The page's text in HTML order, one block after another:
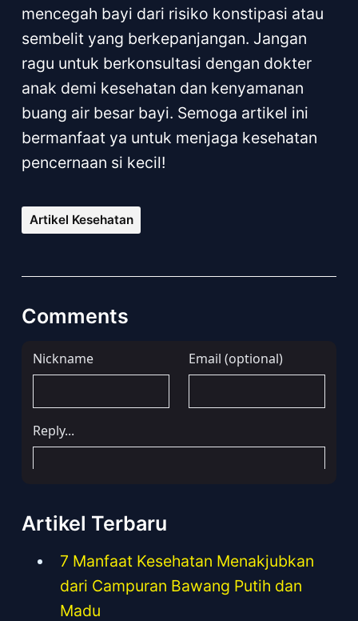
mencegah bayi dari risiko konstipasi atau
sembelit yang berkepanjangan. Jangan
ragu untuk berkonsultasi dengan dokter
anak demi kesehatan dan kenyamanan
buang air besar bayi. Semoga artikel ini
bermanfaat ya untuk menjaga kesehatan
pencernaan si kecil!
Artikel Kesehatan
Comments
Artikel Terbaru
7 Manfaat Kesehatan Menakjubkan
dari Campuran Bawang Putih dan
Madu